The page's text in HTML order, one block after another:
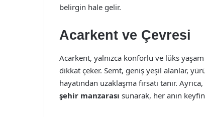
belirgin hale gelir.
Acarkent ve Çevresi
Acarkent, yalnızca konforlu ve lüks
dikkat çeker. Semt, geniş yeşil alanlar,
hayatından uzaklaşma fırsatı tanır.
şehir manzarası sunarak, her anın